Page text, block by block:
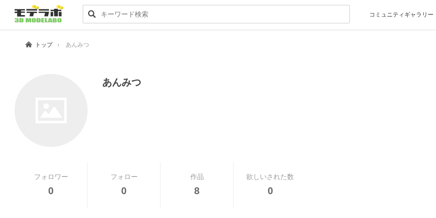
コミュニティギャラリー
トップ あんみつ
あんみつ
フォロワー
0
フォロー
0
作品
8
欲しいされた数
0